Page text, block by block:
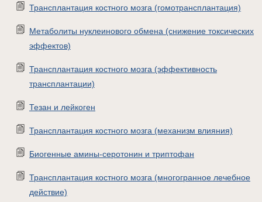
Трансплантация костного мозга (гомотрансплантация)
Метаболиты нуклеинового обмена (снижение токсических
эффектов)
Трансплантация костного мозга (эффективность
трансплантации)
Тезан и лейкоген
Трансплантация костного мозга (механизм влияния)
Биогенные амины-серотонин и триптофан
Трансплантация костного мозга (многогранное лечебное
действие)